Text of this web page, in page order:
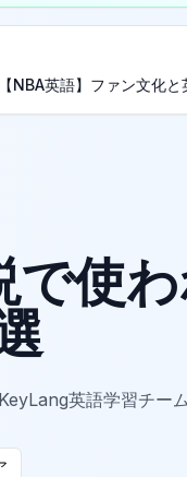
NBA英語】ファン文化
使
英語学習チー